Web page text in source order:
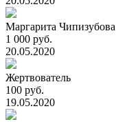
Маргарита Чипизубова
1 000 руб.
20.05.2020
Жертвователь
100 руб.
19.05.2020